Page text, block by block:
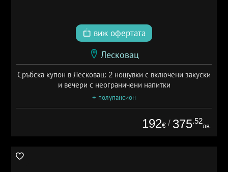
виж офертата
Лесковац
Сръбска купон в Лесковац: 2 нощувки с включени закуски
и вечери с неограничени напитки
+ полупансион
192€ / 375.52
лв.